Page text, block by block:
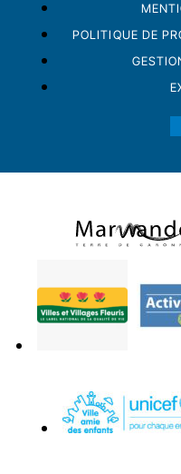
POLITIQUE DE